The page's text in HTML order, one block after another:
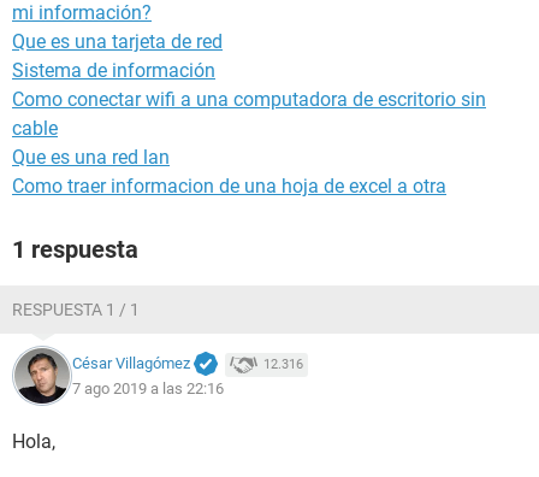
mi información?
Que es una tarjeta de red
Sistema de información
Como conectar wifi a una computadora de escritorio sin
cable
Que es una red lan
Como traer informacion de una hoja de excel a otra
1 respuesta
RESPUESTA 1 / 1
César Villagómez 12.316
7 ago 2019 a las 22:16
Hola,